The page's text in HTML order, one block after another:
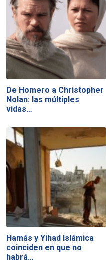
De Homero a Christopher
Nolan: las múltiples
vidas…
Hamás y Yihad Islámica
coinciden en que no
habrá…